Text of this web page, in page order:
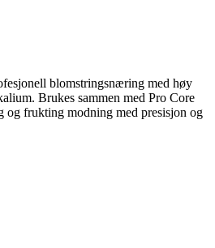
blomstringsnæring med høy
Brukes sammen med Pro Core
og frukting modning med presisjon og